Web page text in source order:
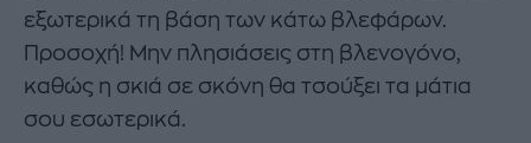
εξωτερικά τη βάση των κάτω βλεφάρων.
Προσοχή! Μην πλησιάσεις στη βλενογόνο,
καθώς η σκιά σε σκόνη θα τσούξει τα μάτια
σου εσωτερικά.